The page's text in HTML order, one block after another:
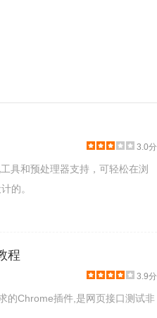
3.0分
具和预处理器支持，可轻松在浏
的。
程
3.9分
的Chrome插件,是网页接口测试非